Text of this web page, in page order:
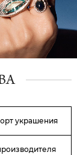
украшения